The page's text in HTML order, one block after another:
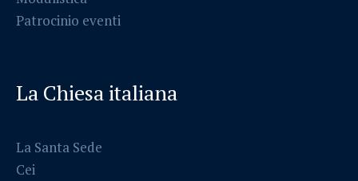
Patrocinio eventi
La Chiesa italiana
La Santa Sede
Cei